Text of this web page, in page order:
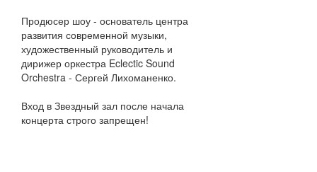
Продюсер шоу - основатель центра
развития современной музыки,
художественный руководитель и
дирижер оркестра Eclectic Sound
Orchestra - Сергей Лихоманенко.
Вход в Звездный зал после начала
концерта строго запрещен!